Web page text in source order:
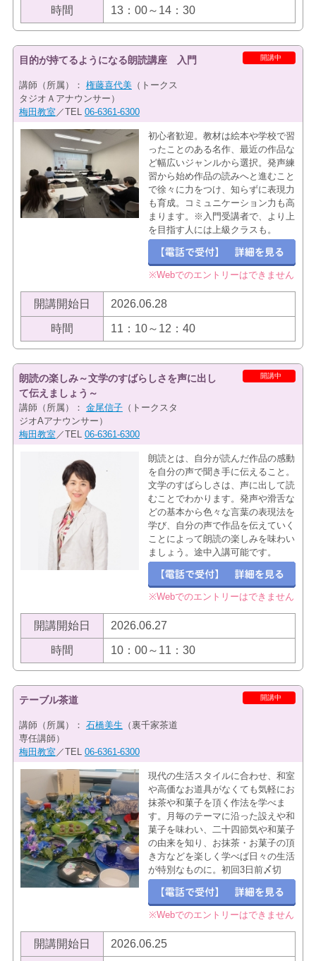
時間 13：00～14：30
開講中
目的が持てるようになる朗読講座 入門
講師（所属）： 権藤喜代美（トークス
タジオＡアナウンサー）
梅田教室 ／TEL 06-6361-6300
初心者歓迎。教材は絵本や学校で習
ったことのある名作、最近の作品な
ど幅広いジャンルから選択。発声練
習から始め作品の読みへと進むこと
で徐々に力をつけ、知らずに表現力
も育成。コミュニケーション力も高
まります。※入門受講者で、より上
を目指す人には上級クラスも。
※Webでのエントリーはできません
開講開始日 2026.06.28
時間 11：10～12：40
開講中
朗読の楽しみ～文学のすばらしさを声に出し
て伝えましょう～
講師（所属）： 金尾信子（トークスタ
ジオAアナウンサー）
梅田教室 ／TEL 06-6361-6300
朗読とは、自分が読んだ作品の感動
を自分の声で聞き手に伝えること。
文学のすばらしさは、声に出して読
むことでわかります。発声や滑舌な
どの基本から色々な言葉の表現法を
学び、自分の声で作品を伝えていく
ことによって朗読の楽しみを味わい
ましょう。途中入講可能です。
※Webでのエントリーはできません
開講開始日 2026.06.27
時間 10：00～11：30
開講中
テーブル茶道
講師（所属）： 石橋美生 （裏千家茶道
専任講師）
梅田教室 ／TEL 06-6361-6300
現代の生活スタイルに合わせ、和室
や高価なお道具がなくても気軽にお
抹茶や和菓子を頂く作法を学べま
す。月毎のテーマに沿った設えや和
菓子を味わい、二十四節気や和菓子
の由来を知り、お抹茶・お菓子の頂
き方などを楽しく学べば日々の生活
が特別なものに。初回3日前〆切
※Webでのエントリーはできません
開講開始日 2026.06.25